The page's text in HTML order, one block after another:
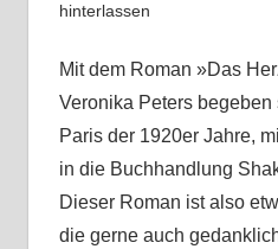
hinterlassen
Mit dem Roman »Das
Veronika Peters
Paris der 1920er Jahre,
in die Buchhandlung
Dieser Roman ist also
die gerne auch